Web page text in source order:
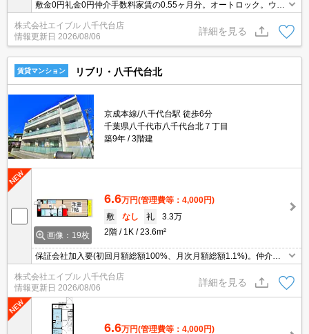
敷金0円礼金0円仲介手数料家賃の0.55ヶ月分。オートロック。ウォ
ークインクローゼット付き。エイブル女子割で仲介手数料家賃の0.5
5ヶ月分より10％ＯＦＦ。ぜひお問い合わせください。
株式会社エイブル 八千代台店
情報更新日 2026/08/06
詳細を見る
賃貸マンション リブリ・八千代台北
京成本線/八千代台駅 徒歩6分
千葉県八千代市八千代台北７丁目
築9年
3階建
画像：19枚
6.6万円(管理費等：4,000円)
敷
なし 礼
3.3万
2階
1K 23.6m²
保証会社加入要(初回月額総額100%、月次月額総額1.1%)。仲介手
数料家賃の0.55ヵ月分。白を基調とした明るい室内。エイブル女子
割で仲介手数料家賃の0.55ヶ月分より10％ＯＦＦ。
株式会社エイブル 八千代台店
情報更新日 2026/08/06
詳細を見る
6.6万円(管理費等：4,000円)